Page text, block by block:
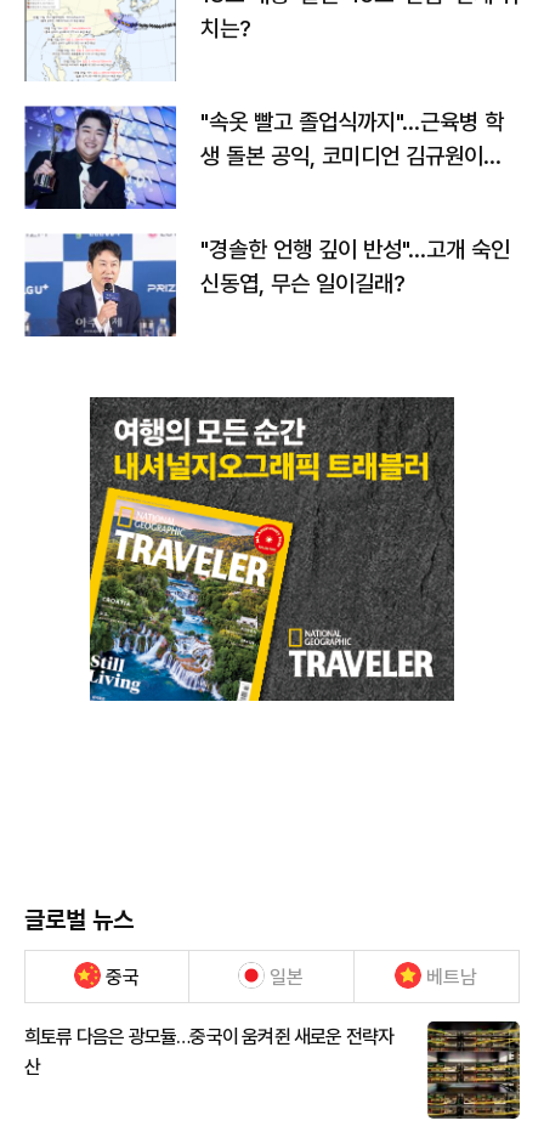
치는?
"속옷 빨고 졸업식까지"…근육병 학
생 돌본 공익, 코미디언 김규원이었
"경솔한 언행 깊이 반성"…고개 숙인
신동엽, 무슨 일이길래?
글로벌 뉴스
중국 일본 베트남
희토류 다음은 광모듈…중국이 움켜쥔 새로운 전략자
산